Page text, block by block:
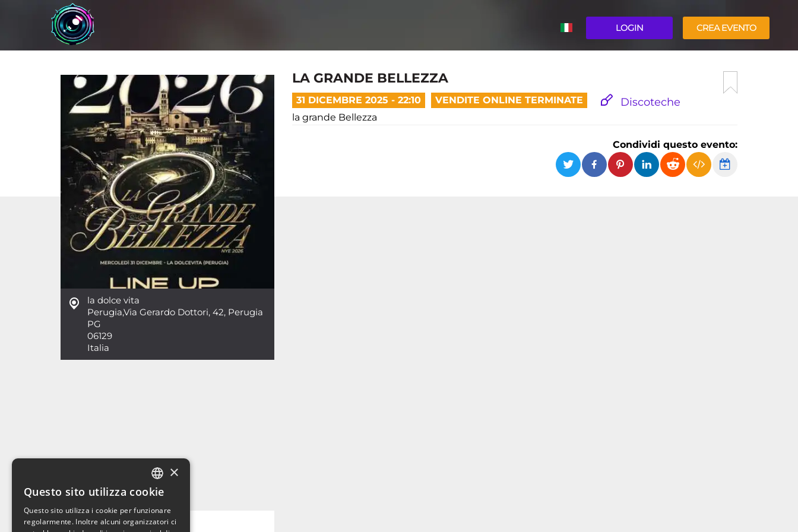
LOGIN CREA EVENTO
la dolce vita
Perugia,Via Gerardo Dottori, 42, Perugia
PG
06129
Italia
LA GRANDE BELLEZZA
31 DICEMBRE 2025 - 22:10 VENDITE ONLINE TERMINATE Discoteche
la grande Bellezza
Condividi questo evento:
ITALIAN
ENGLISH
×
Questo sito utilizza cookie
Questo sito utilizza i cookie per funzionare
regolarmente. Inoltre alcuni organizzatori ci